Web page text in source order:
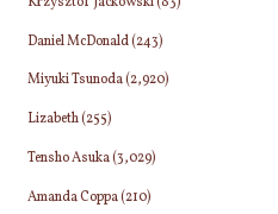
Daniel McDonald(243)
Miyuki Tsunoda(2,920)
Lizabeth(255)
Tensho Asuka(3,029)
Amanda Coppa(210)